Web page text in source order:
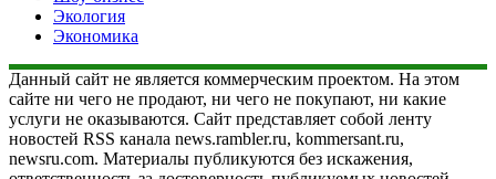
Экология
Экономика
Данный сайт не является коммерческим проектом. На этом
сайте ни чего не продают, ни чего не покупают, ни какие
услуги не оказываются. Сайт представляет собой ленту
новостей RSS канала news.rambler.ru, kommersant.ru,
newsru.com. Материалы публикуются без искажения,